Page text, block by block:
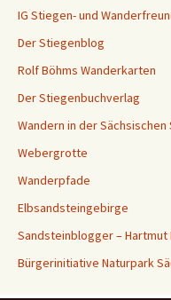
IG Stiegen- und
Der Stiegenblog
Rolf Böhms Wanderkarten
Der Stiegenbuchverlag
Wandern in der Sächsischen
Webergrotte
Wanderpfade
Elbsandsteingebirge
Sandsteinblogger – Hartmut
Bürgerinitiative Naturpark